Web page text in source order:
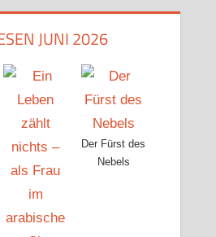
JUNI 2026
Der Fürst des
Nebels